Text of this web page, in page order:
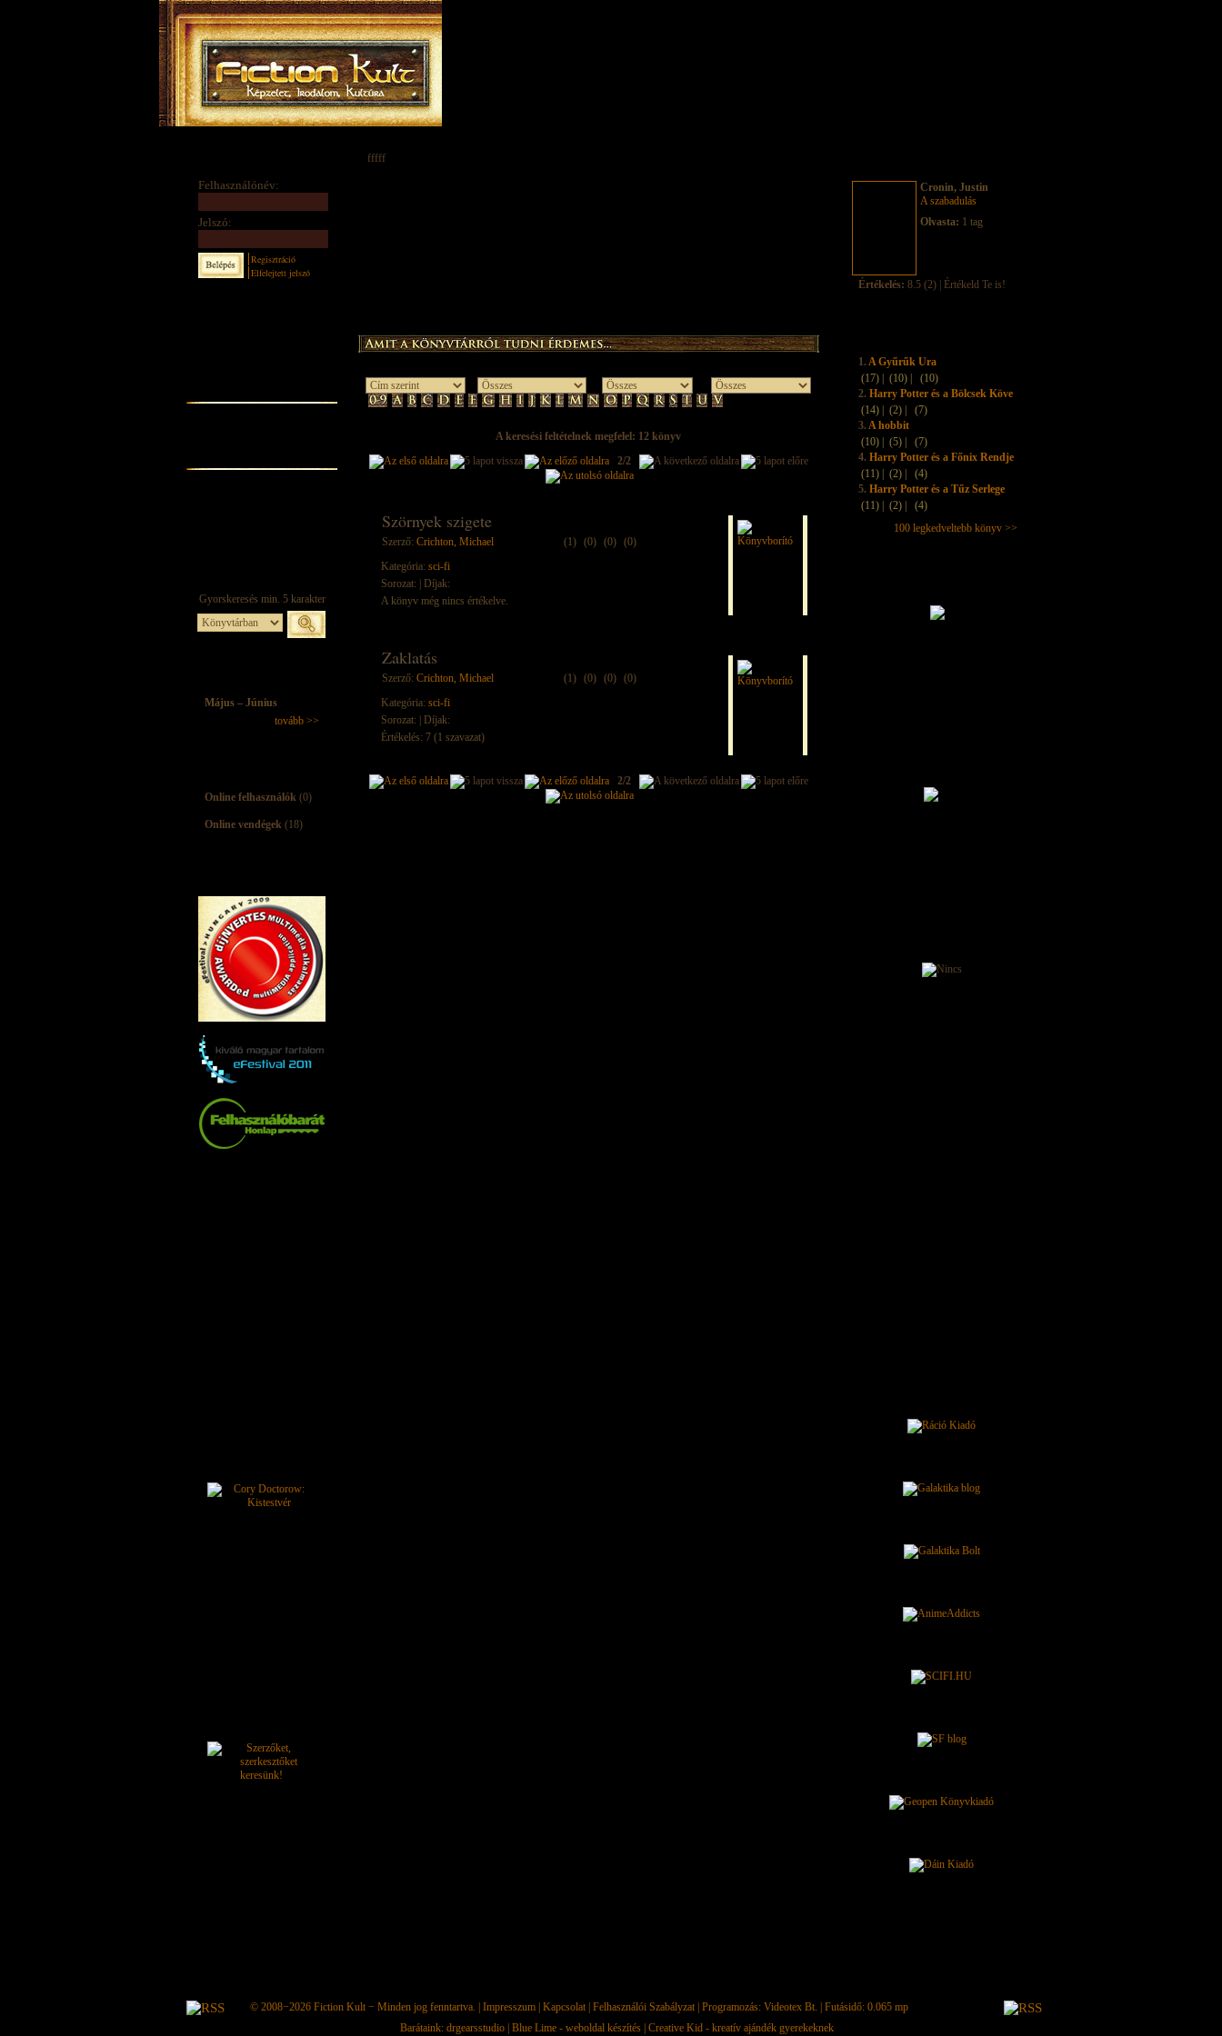
Felhasználónév:
Jelszó:
Regisztráció
Elfelejtett jelszó
Május – Június
tovább >>
Online felhasználók (0)
Online vendégek(18)
fffff
A keresési feltételnek megfelel: 12 könyv
2/2
Szörnyek szigete
Szerző: Crichton, Michael (1) (0) (0) (0)
Kategória: sci-fi
Sorozat:
| Díjak:
A könyv még nincs értékelve.
Zaklatás
Szerző: Crichton, Michael (1) (0) (0) (0)
Kategória: sci-fi
Sorozat:
| Díjak:
Értékelés: 7 (1 szavazat)
2/2
Cronin, Justin
A szabadulás
Olvasta: 1 tag
Értékelés: 8.5 (2) | Értékeld Te is!
1.A Gyűrűk Ura
(17) |
(10) |
(10)
2. Harry Potter és a Bölcsek Köve
(14) |
(2) |
(7)
3.A hobbit
(10) |
(5) |
(7)
4. Harry Potter és a Főnix Rendje
(11) |
(2) |
(4)
5. Harry Potter és a Tűz Serlege
(11) |
(2) |
(4)
100 legkedveltebb könyv >>
© 2008−2026 Fiction Kult− Minden jog fenntartva. | Impresszum| Kapcsolat| Felhasználói Szabályzat| Programozás: Videotex Bt. | Futásidő: 0.065 mp
Barátaink: drgearsstudio| Blue Lime - weboldal készítés| Creative Kid - kreatív ajándék gyerekeknek